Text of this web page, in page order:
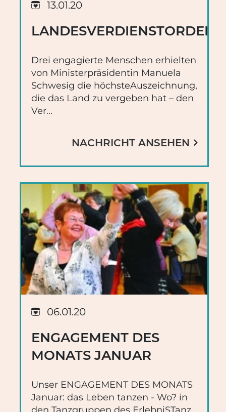
13.01.20
LANDESVERDIENSTORDEN
Drei engagierte Menschen erhielten
von Ministerpräsidentin Manuela
Schwesig die höchsteAuszeichnung,
die das Land zu vergeben hat – den
Ver...
NACHRICHT ANSEHEN
06.01.20
ENGAGEMENT DES
MONATS JANUAR
Unser ENGAGEMENT DES MONATS
Januar: das Leben tanzen - Wo? in